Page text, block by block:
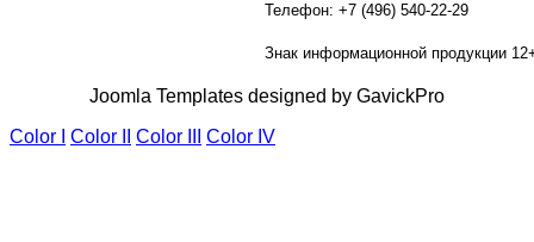
Телефон: +7 (496) 540-22-29
Знак информационной продукции
Joomla Templates designed by GavickPro
Color I
Color II Color III Color IV